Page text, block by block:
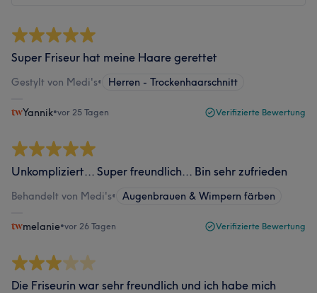
Super Friseur hat meine Haare gerettet
Gestylt von Medi's• Herren - Trockenhaarschnitt
Yannik•vor 25 Tagen Verifizierte Bewertung
Unkompliziert... Super freundlich... Bin sehr zufrieden
Behandelt von Medi's• Augenbrauen & Wimpern färben
melanie•vor 26 Tagen Verifizierte Bewertung
Die Friseurin war sehr freundlich und ich habe mich